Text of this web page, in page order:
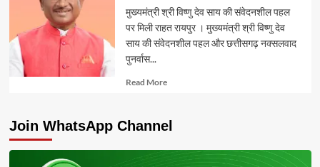
मुख्यमंत्री श्री विष्णु देव साय की संवेदनशील पहल
पर मिली राहत रायपुर । मुख्यमंत्री श्री विष्णु देव
साय की संवेदनशील पहल और छत्तीसगढ़ नक्सलवाद
पुनर्वास...
Read MoreRead
Join WhatsApp Channel